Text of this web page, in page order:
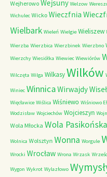
Wejherowo Wejsuny Welzow
Wichulec Wicko Wieczfnia
Wielbark Wieleń Wielgie Wieliszew
Wierzba Wierzbica Wierzbinek Wierzbno
Wierzchy Wiesiółka Wiewiec Wiewiórów
Wilczęta Wilga WilkasyWilków
Winiec Winnica Wirwajdy
Więcławice Wiślica Wiśniewo Wiśniowo
Wodzisław Wojciechów Wojcieszyn
Wola Młocka Wola Pasikońska
Wolnica Wolsztyn Wonna Worgule
Wrocki Wrocław Wrona Wrzask
Wygon Wykrot Wylazłowo